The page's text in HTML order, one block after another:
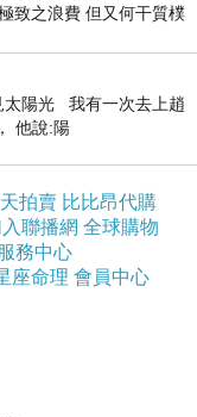
果麵就被吸引
一樣！有一種
！
致之浪費 但又何干質樸
太陽光 我有一次去上趙
他說:陽
拍賣 比比昂代購
聯播網 全球購物
服務中心
座命理 會員中心